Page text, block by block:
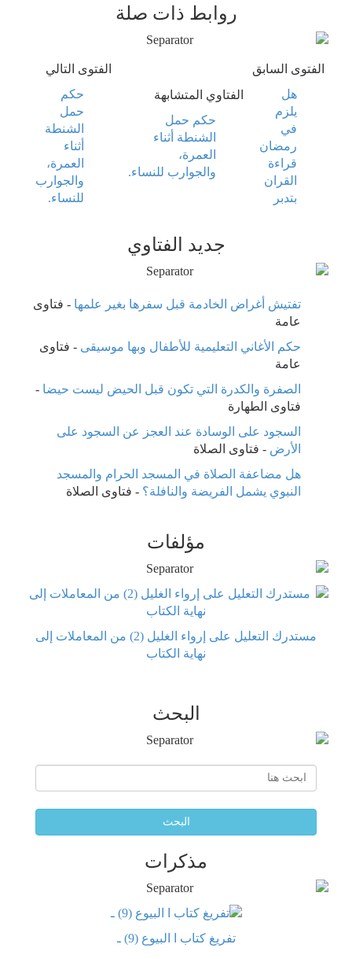
روابط ذات صلة
الفتوى السابق
هل
يلزم
في
رمضان
قراءة
القران
بتدبر
الفتاوي المتشابهة
حكم حمل
الشنطة أثناء
العمرة،
والجوارب للنساء.
الفتوى التالي
حكم
حمل
الشنطة
أثناء
العمرة،
والجوارب
للنساء.
جديد الفتاوي
تفتيش أغراض الخادمة قبل سفرها بغير علمها - فتاوى
عامة
حكم الأغاني التعليمية للأطفال وبها موسيقى - فتاوى
عامة
الصفرة والكدرة التي تكون قبل الحيض ليست حيضا -
فتاوى الطهارة
السجود على الوسادة عند العجز عن السجود على
الأرض - فتاوى الصلاة
هل مضاعفة الصلاة في المسجد الحرام والمسجد
النبوي يشمل الفريضة والنافلة؟ - فتاوى الصلاة
مؤلفات
مستدرك التعليل على إرواء الغليل (2) من المعاملات إلى
نهاية الكتاب
البحث
البحث
مذكرات
تفريغ كتاب ا البيوع (9) ـ